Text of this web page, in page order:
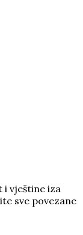
i vještine iza
sve povezane